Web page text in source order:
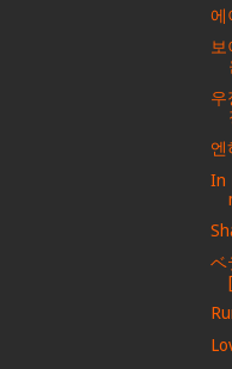
에
우
엔
In
ベ